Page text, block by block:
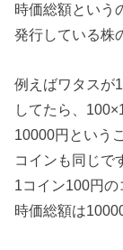
時価総額という
発行している株
例えばワタスが
してたら、
10000円という
コインも同じで
1コイン100円
時価総額は